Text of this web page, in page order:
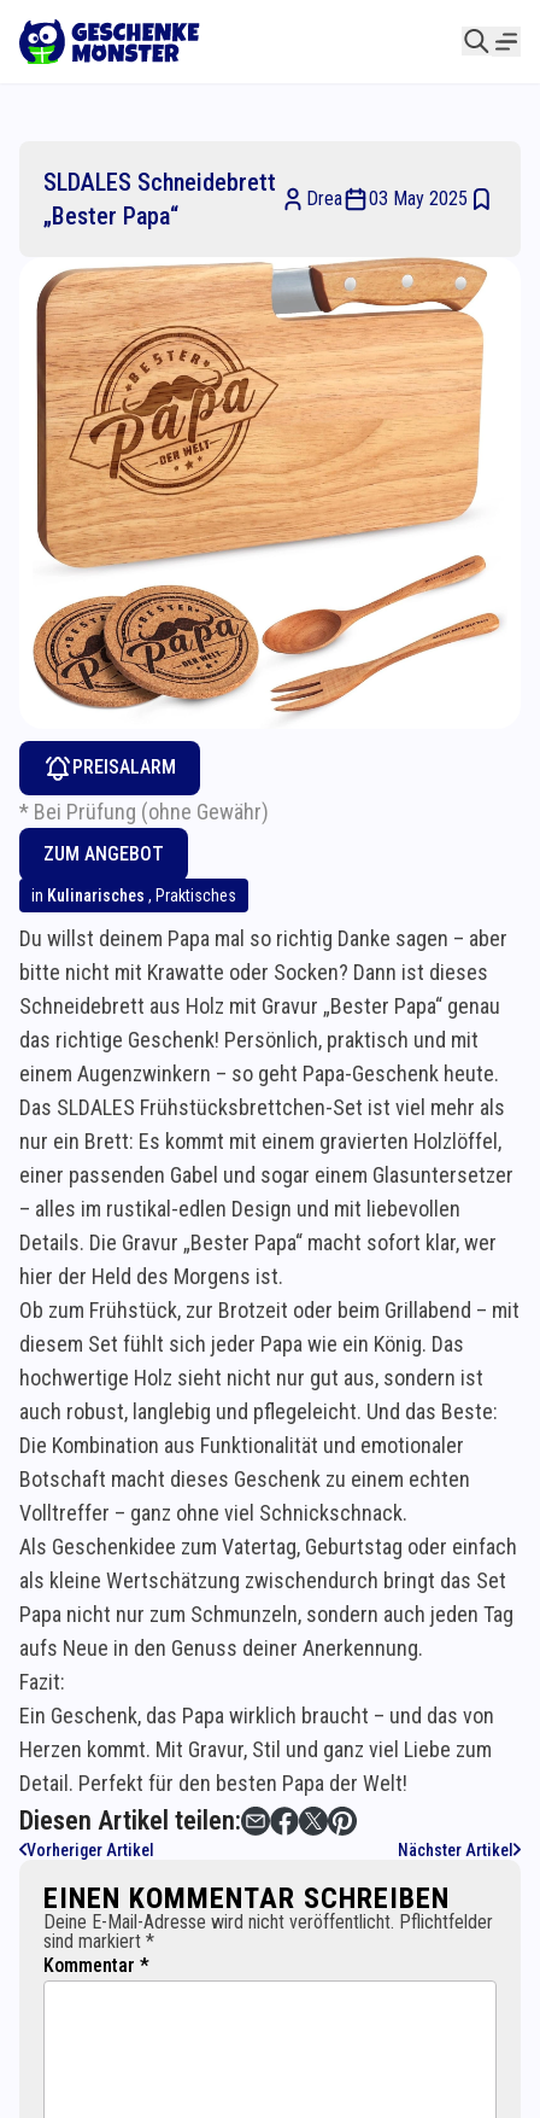
SLDALES Schneidebrett
„Bester Papa“
Drea 03 May 2025
PREISALARM
* Bei Prüfung (ohne Gewähr)
ZUM ANGEBOT
in Kulinarisches , Praktisches
Du willst deinem Papa mal so richtig Danke sagen – aber
bitte nicht mit Krawatte oder Socken? Dann ist dieses
Schneidebrett aus Holz mit Gravur „Bester Papa“ genau
das richtige Geschenk! Persönlich, praktisch und mit
einem Augenzwinkern – so geht Papa-Geschenk heute.
Das SLDALES Frühstücksbrettchen-Set ist viel mehr als
nur ein Brett: Es kommt mit einem gravierten Holzlöffel,
einer passenden Gabel und sogar einem Glasuntersetzer
– alles im rustikal-edlen Design und mit liebevollen
Details. Die Gravur „Bester Papa“ macht sofort klar, wer
hier der Held des Morgens ist.
Ob zum Frühstück, zur Brotzeit oder beim Grillabend – mit
diesem Set fühlt sich jeder Papa wie ein König. Das
hochwertige Holz sieht nicht nur gut aus, sondern ist
auch robust, langlebig und pflegeleicht. Und das Beste:
Die Kombination aus Funktionalität und emotionaler
Botschaft macht dieses Geschenk zu einem echten
Volltreffer – ganz ohne viel Schnickschnack.
Als Geschenkidee zum Vatertag, Geburtstag oder einfach
als kleine Wertschätzung zwischendurch bringt das Set
Papa nicht nur zum Schmunzeln, sondern auch jeden Tag
aufs Neue in den Genuss deiner Anerkennung.
Fazit:
Ein Geschenk, das Papa wirklich braucht – und das von
Herzen kommt. Mit Gravur, Stil und ganz viel Liebe zum
Detail. Perfekt für den besten Papa der Welt!
Diesen Artikel teilen:
Vorheriger Artikel Nächster Artikel
EINEN KOMMENTAR SCHREIBEN
Deine E-Mail-Adresse wird nicht veröffentlicht. Pflichtfelder
sind markiert *
Kommentar *